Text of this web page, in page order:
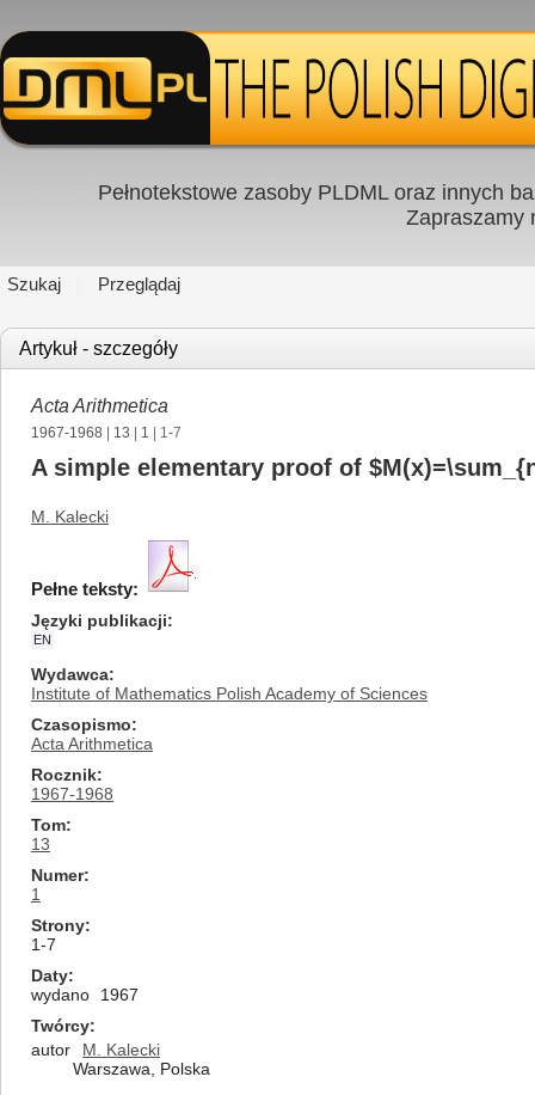
Pełnotekstowe zasoby PLDML oraz innych
Zapraszamy
Szukaj Przeglądaj
Artykuł - szczegóły
Acta Arithmetica
1967-1968 13 1 | 1-7
A simple elementary proof of
M. Kalecki
Pełne teksty:
Języki publikacji
EN
Wydawca
Institute of Mathematics Polish Academy of Sciences
Czasopismo
Acta Arithmetica
Rocznik
1967-1968
Tom
13
Numer
1
Strony
1-7
Daty
wydano
1967
Twórcy
autor
M. Kalecki
Warszawa, Polska